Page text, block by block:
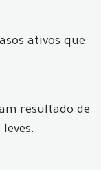
ativos que
resultado de